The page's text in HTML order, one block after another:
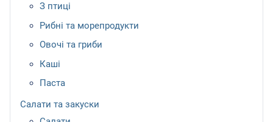
З птиці
Рибні та морепродукти
Овочі та гриби
Каші
Паста
Салати та закуски